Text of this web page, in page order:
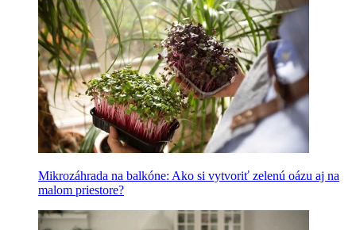
Mikrozáhrada na balkóne: Ako si vytvoriť zelenú oázu aj na
malom priestore?